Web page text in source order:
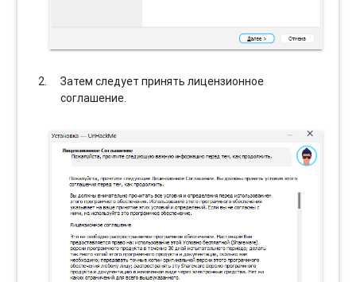
Затем следует принять лицензионное
соглашение.